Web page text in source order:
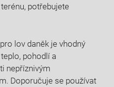
potřebujete
lov daněk⁤ je⁣ vhodný
pohodlí a
nepříznivým
Doporučuje se používat